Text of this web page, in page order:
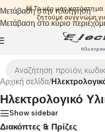
🚧 Το νέο μας
ζητούμε συγγνώμη
Μετάβαση στην πλοήγηση
Μετάβαση στο κύριο
Αρχική σελίδα/
Ηλεκτρολογικό
Show sidebar
Διακόπτες & Πρίζες